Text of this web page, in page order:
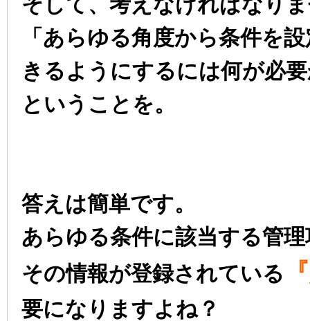
「あらゆる角度から条件を
きるようにするには何が必
ということを。
答えは簡単です。
あらゆる条件に該当する管
その情報が登録されている
要になりますよね？